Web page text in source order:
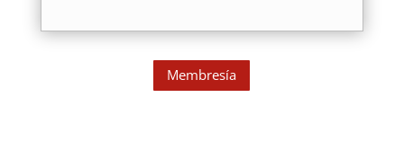
Membresía